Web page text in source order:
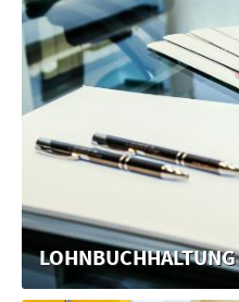
LOHNBUCHHALTUNG